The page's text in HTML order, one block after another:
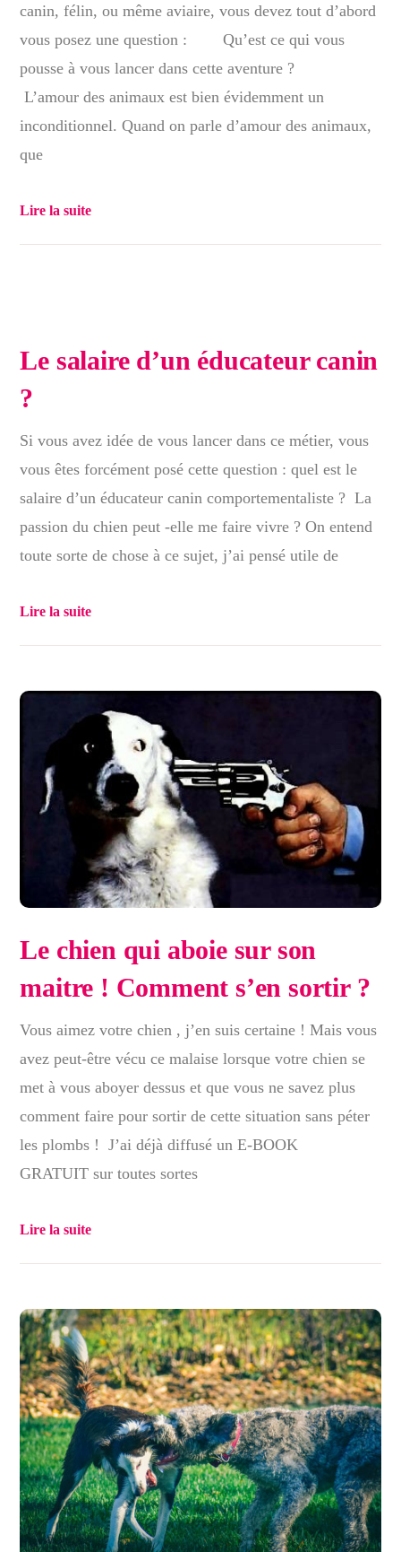
canin, félin, ou même aviaire, vous devez tout d’abord
vous posez une question : Qu’est ce qui vous
pousse à vous lancer dans cette aventure ?
L’amour des animaux est bien évidemment un
inconditionnel. Quand on parle d’amour des animaux,
que
Lire la suite
Le salaire d’un éducateur canin
?
Si vous avez idée de vous lancer dans ce métier, vous
vous êtes forcément posé cette question : quel est le
salaire d’un éducateur canin comportementaliste ? La
passion du chien peut -elle me faire vivre ? On entend
toute sorte de chose à ce sujet, j’ai pensé utile de
Lire la suite
Le chien qui aboie sur son
maitre ! Comment s’en sortir ?
Vous aimez votre chien , j’en suis certaine ! Mais vous
avez peut-être vécu ce malaise lorsque votre chien se
met à vous aboyer dessus et que vous ne savez plus
comment faire pour sortir de cette situation sans péter
les plombs ! J’ai déjà diffusé un E-BOOK
GRATUIT sur toutes sortes
Lire la suite